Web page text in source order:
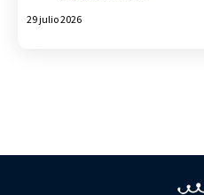
29 julio 2026